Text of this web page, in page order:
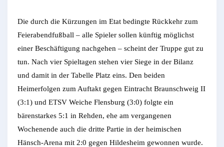
Die durch die Kürzungen im Etat bedingte Rückkehr zum
Feierabendfußball – alle Spieler sollen künftig möglichst
einer Beschäftigung nachgehen – scheint der Truppe gut zu
tun. Nach vier Spieltagen stehen vier Siege in der Bilanz
und damit in der Tabelle Platz eins. Den beiden
Heimerfolgen zum Auftakt gegen Eintracht Braunschweig II
(3:1) und ETSV Weiche Flensburg (3:0) folgte ein
bärenstarkes 5:1 in Rehden, ehe am vergangenen
Wochenende auch die dritte Partie in der heimischen
Hänsch-Arena mit 2:0 gegen Hildesheim gewonnen wurde.